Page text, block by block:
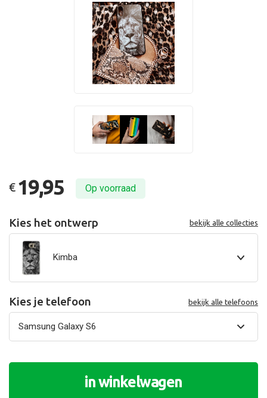
€ 19,95 Op voorraad
Kies het ontwerp bekijk alle collecties
Kimba
Kies je telefoon bekijk alle telefoons
in winkelwagen